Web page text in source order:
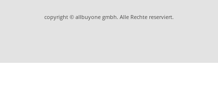
copyright © allbuyone gmbh. Alle Rechte reserviert.